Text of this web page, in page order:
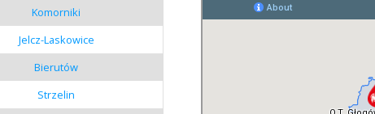
Komorniki
Jelcz-Laskowice
Bierutów
Strzelin